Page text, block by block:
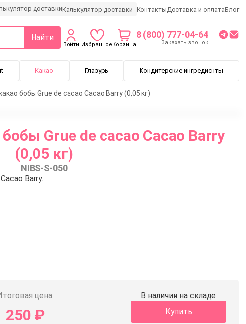
Калькулятор доставки КонтактыДоставка и оплатаБлог
Найти
Войти ИзбранноеКорзина
8 (800) 777-04-64
Заказать звонок
Какао Глазурь Кондитерские ингредиенты
бобы Grue de cacao Cacao Barry (0,05 кг)
Grue de cacao Cacao Barry
(0,05 кг)
NIBS-S-050
Barry.
цена:
250 ₽
В наличии на складе
Купить